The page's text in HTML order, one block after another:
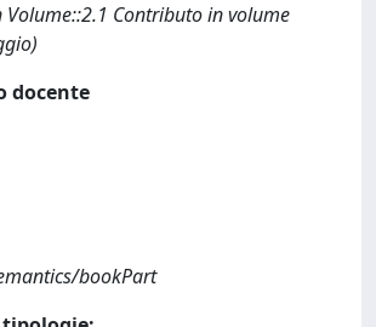
Contributo in volume
docente
bookPart